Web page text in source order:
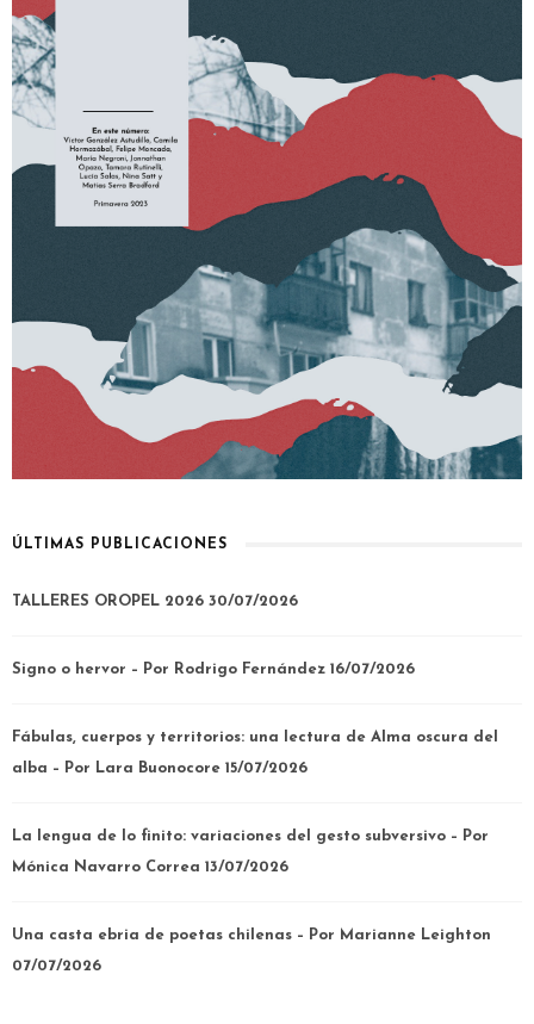
ÚLTIMAS PUBLICACIONES
TALLERES OROPEL 2026 30/07/2026
Signo o hervor – Por Rodrigo Fernández 16/07/2026
Fábulas, cuerpos y territorios: una lectura de Alma oscura del
alba – Por Lara Buonocore 15/07/2026
La lengua de lo finito: variaciones del gesto subversivo – Por
Mónica Navarro Correa 13/07/2026
Una casta ebria de poetas chilenas – Por Marianne Leighton
07/07/2026